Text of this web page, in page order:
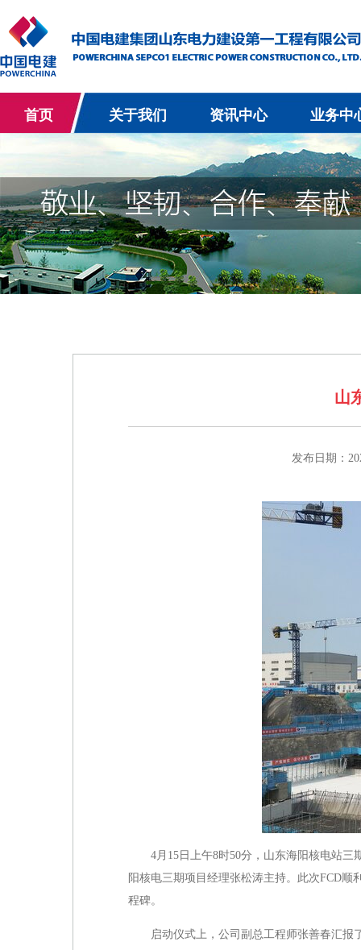
首页 关于我们 资讯中心 业务中
山
发布日期：
4月15日上午8时50分，山东海阳核电站
阳核电三期项目经理张松涛主持。此次FCD
程碑。
启动仪式上，公司副总工程师张善春汇